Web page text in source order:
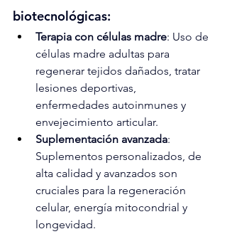
biotecnológicas:
Terapia con células madre: Uso de
células madre adultas para
regenerar tejidos dañados, tratar
lesiones deportivas,
enfermedades autoinmunes y
envejecimiento articular.
Suplementación avanzada:
Suplementos personalizados, de
alta calidad y avanzados son
cruciales para la regeneración
celular, energía mitocondrial y
longevidad.